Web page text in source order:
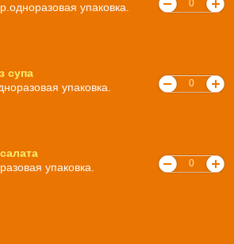
упаковка.
супа
упаковка.
упаковка.